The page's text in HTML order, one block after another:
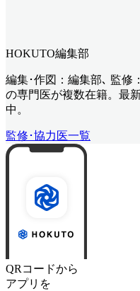
HOKUTO編集部
編集･作図：編集部､ 監修
の専門医が複数在籍。最
中。
監修･協力医一覧
QRコードから
アプリを